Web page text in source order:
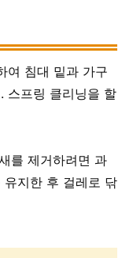
여 침대 밑과 가구
스프링 클리닝을 할
를 제거하려면 과
지한 후 걸레로 닦